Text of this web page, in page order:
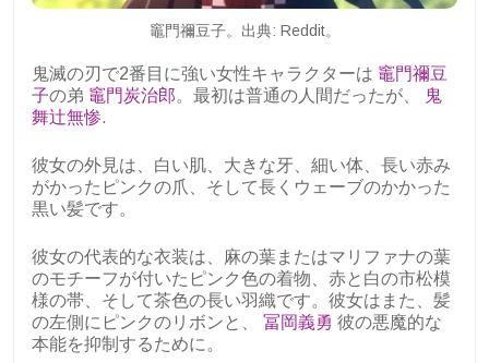
竈門禰豆子。出典: Reddit。
鬼滅の刃で2番目に強い女性キャラクターは 竈門禰豆
子の弟 竈門炭治郎。最初は普通の人間だったが、
鬼
舞辻無惨.
彼女の外見は、白い肌、大きな牙、細い体、長い赤み
がかったピンクの爪、そして長くウェーブのかかった
黒い髪です。
彼女の代表的な衣装は、麻の葉またはマリファナの葉
のモチーフが付いたピンク色の着物、赤と白の市松模
様の帯、そして茶色の長い羽織です。彼女はまた、髪
の左側にピンクのリボンと、 冨岡義勇 彼の悪魔的な
本能を抑制するために。